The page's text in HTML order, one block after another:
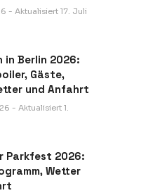
- Aktualisiert 17. Juli
in Berlin 2026:
Gäste,
und Anfahrt
- Aktualisiert 1.
Parkfest 2026:
Wetter